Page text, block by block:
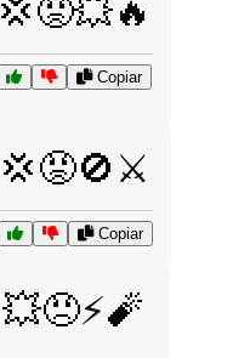
💢😡💥🔥
Copiar
💢😡🚫⚔️
Copiar
💥😠⚡🧨